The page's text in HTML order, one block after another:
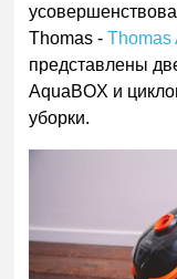
Thomas -Thomas
представлены
AquaBOX и
уборки.